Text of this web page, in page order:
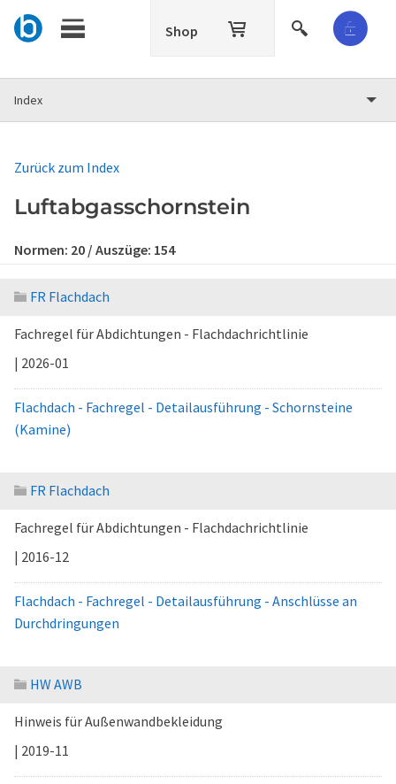
Shop
Index
Zurück zum Index
Luftabgasschornstein
Normen: 20 / Auszüge: 154
FR Flachdach
Fachregel für Abdichtungen - Flachdachrichtlinie
| 2026-01
Flachdach - Fachregel - Detailausführung - Schornsteine
(Kamine)
FR Flachdach
Fachregel für Abdichtungen - Flachdachrichtlinie
| 2016-12
Flachdach - Fachregel - Detailausführung - Anschlüsse an
Durchdringungen
HW AWB
Hinweis für Außenwandbekleidung
| 2019-11